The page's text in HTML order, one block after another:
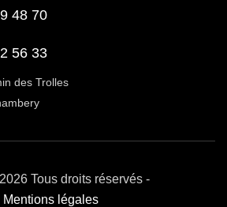
48 70
56 33
des Trolles
Tous droits réservés -
Mentions légales